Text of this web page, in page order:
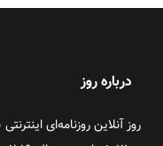
درباره روز